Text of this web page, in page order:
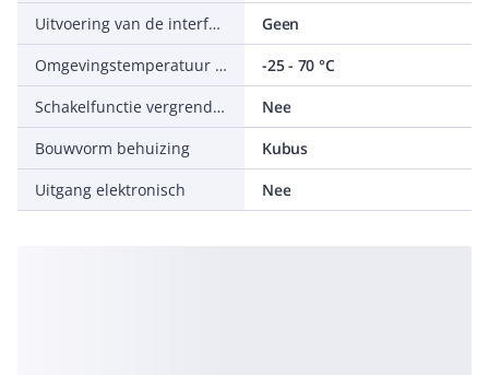
Uitvoering van de interface
Geen
Omgevingstemperatuur tijdens bedrijf
-25 - 70 °C
Schakelfunctie vergrendelend
Nee
Bouwvorm behuizing
Kubus
Uitgang elektronisch
Nee